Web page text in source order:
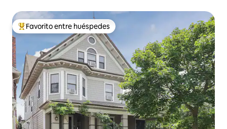
Favorito entre los huéspedes más destacados
Favorito entre huéspedes